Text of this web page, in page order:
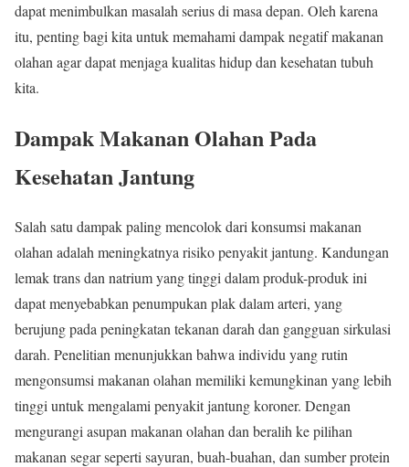
dapat menimbulkan masalah serius di masa depan. Oleh karena
itu, penting bagi kita untuk memahami dampak negatif makanan
olahan agar dapat menjaga kualitas hidup dan kesehatan tubuh
kita.
Dampak Makanan Olahan Pada
Kesehatan Jantung
Salah satu dampak paling mencolok dari konsumsi makanan
olahan adalah meningkatnya risiko penyakit jantung. Kandungan
lemak trans dan natrium yang tinggi dalam produk-produk ini
dapat menyebabkan penumpukan plak dalam arteri, yang
berujung pada peningkatan tekanan darah dan gangguan sirkulasi
darah. Penelitian menunjukkan bahwa individu yang rutin
mengonsumsi makanan olahan memiliki kemungkinan yang lebih
tinggi untuk mengalami penyakit jantung koroner. Dengan
mengurangi asupan makanan olahan dan beralih ke pilihan
makanan segar seperti sayuran, buah-buahan, dan sumber protein